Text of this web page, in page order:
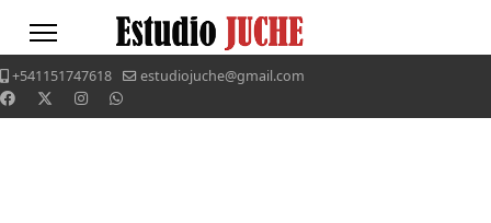
+541151747618 estudiojuche@gmail.com